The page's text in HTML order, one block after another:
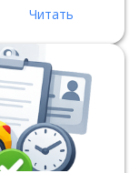
Читать